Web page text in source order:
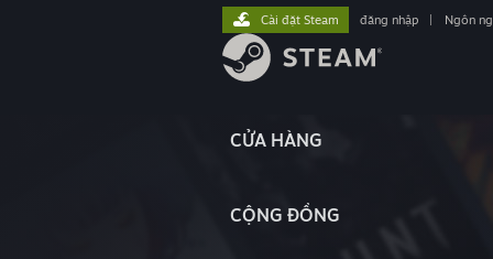
CỬA HÀNG
CỘNG ĐỒNG
Cài đặt Steam đăng nhập Ngôn